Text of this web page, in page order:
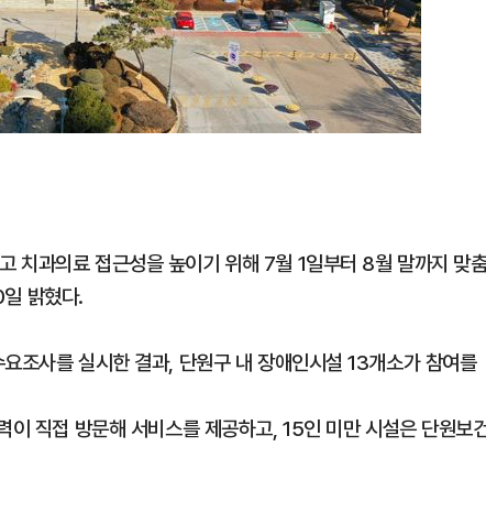
치과의료 접근성을 높이기 위해 7월 1일부터 8월 말까지 맞
밝혔다.
조사를 실시한 결과, 단원구 내 장애인시설 13개소가 참여를
직접 방문해 서비스를 제공하고, 15인 미만 시설은 단원보